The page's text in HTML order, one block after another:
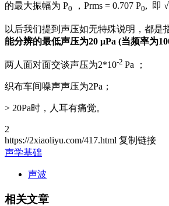
的最大振幅为 P0 ，Prms = 0.707 P0, 即
以后我们提到声压如无特殊说明，都是
能分辨的最低声压为20 μPa (当频率为
两人面对面交谈声压为2*10-2 Pa ；
织布车间噪声声压为2Pa；
> 20Pa时，人耳有痛觉。
2
https://2xiaoliyu.com/417.html 复制链接
声学基础
声波
相关文章